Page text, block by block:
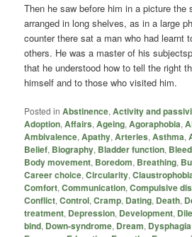
Then he saw before him in a picture
arranged in long shelves, as in a large
counter there sat a man who had learnt
others. He was a master of his
that he understood how to tell the right
himself and to those who visited him.
Posted in Abstinence,Activity and
Adoption,Affairs,Ageing,Agoraphobia,
Ambivalence,Apathy,Arteries,Asthma,
Belief, Biography, Bladder function,
Body movement, Boredom, Breathing,
Career choice,Circularity,
Comfort,Communication,Compulsive
Conflict,Control,Cramp, Dating, Death,
treatment, Depression, Development,
bind, Down-syndrome, Dream, Dysphagia